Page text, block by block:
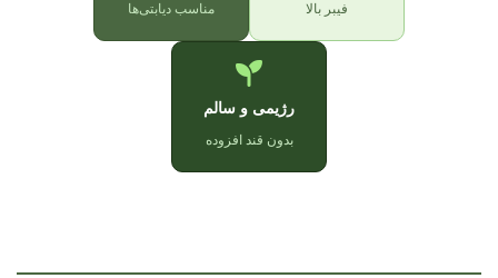
فیبر بالا مناسب دیابتی‌ها
رژیمی و سالم
بدون قند افزوده